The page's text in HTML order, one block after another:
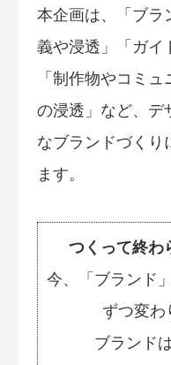
本企画は、「ブラ
義や浸透」「ガイ
「制作物やコミ
の浸透」など、デ
なブランドづくり
ます。
つくって終わ
今、「ブランド
ずつ変わ
ブランド